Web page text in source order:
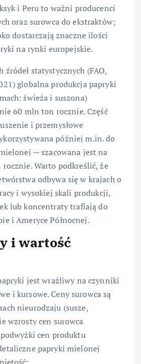
i Peru to ważni producenci
oraz surowca do ekstraktów;
dostarczają znaczne ilości
na rynki europejskie.
źródeł statystycznych (FAO,
globalna produkcja papryki
świeża i suszona)
60 mln ton rocznie. Część
i przemysłowe
później m.in. do
— szacowana jest na
Warto podkreślić, że
odbywa się w krajach o
i wysokiej skali produkcji,
lub koncentraty trafiają do
i Ameryce Północnej.
i wartość
jest wrażliwy na czynniki
i kursowe. Ceny surowca są
nieurodzaju (susze,
wzrosty cen surowca
cen produktu
papryki mielonej